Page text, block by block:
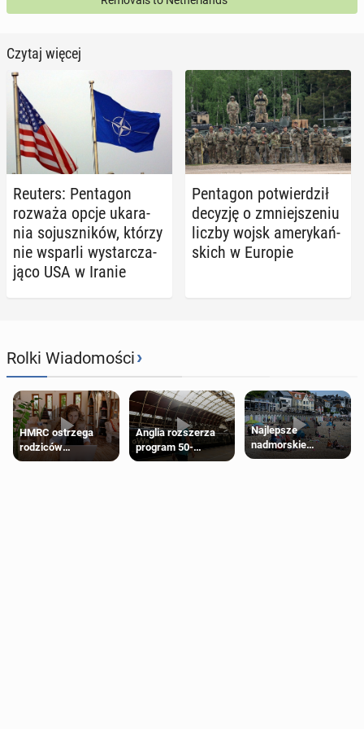
Czytaj więcej
Reuters: Pen­ta­gon
rozważa opcje uka­ra­
nia so­jusz­ni­ków, którzy
nie wsparli wy­star­cza­
ją­co USA w Iranie
Pen­ta­gon po­twier­dził
decyzję o zmniej­sze­niu
liczby wojsk ame­ry­kań­
skich w Europie
Rolki Wiadomości›
HMRC ostrzega
rodziców
pobierających Child
Anglia rozszerza
program 50-
procentowych
Najlepsze
nadmorskie
miasteczko blisko